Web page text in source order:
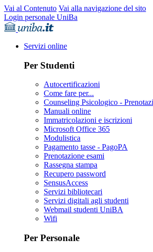
Vai al Contenuto Vai alla navigazione del sito
Login personale UniBa
Servizi online
Per Studenti
Autocertificazioni
Come fare per...
Counseling Psicologico -
Manuali online
Immatricolazioni e iscrizioni
Microsoft Office 365
Modulistica
Pagamento tasse - PagoPA
Prenotazione esami
Rassegna stampa
Recupero password
SensusAccess
Servizi bibliotecari
Servizi digitali agli studenti
Webmail studenti UniBA
Wifi
Per Personale